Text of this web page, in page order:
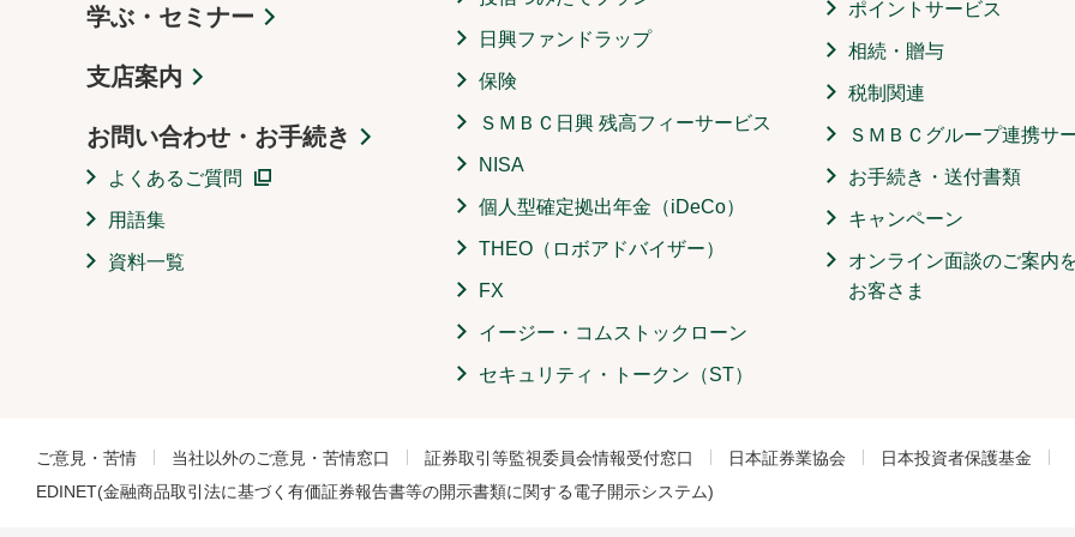
学ぶ・セミナー
支店案内
お問い合わせ・お手続き
よくあるご質問
用語集
資料一覧
日興ファンドラップ
保険
ＳＭＢＣ日興 残高フィーサービス
NISA
個人型確定拠出年金（iDeCo）
THEO（ロボアドバイザー）
FX
イージー・コムストックローン
セキュリティ・トークン（ST）
ポイントサービス
相続・贈与
税制関連
ＳＭＢＣグループ連携サ
お手続き・送付書類
キャンペーン
オンライン面談のご案内
お客さま
ご意見・苦情 当社以外のご意見・苦情窓口 証券取引等監視委員会情報受付窓口 日本証券業協会
日本投資者保護基金
EDINET(金融商品取引法に基づく有価証券報告書等の開示書類に関する電子開示システム)